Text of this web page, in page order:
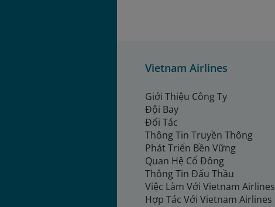
Vietnam Airlines
Giới Thiệu Công Ty
Đội Bay
Đối Tác
Thông Tin Truyền Thông
Phát Triển Bền Vững
Quan Hệ Cổ Đông
Thông Tin Đấu Thầu
Việc Làm Với Vietnam Airlines
Hợp Tác Với Vietnam Airlines